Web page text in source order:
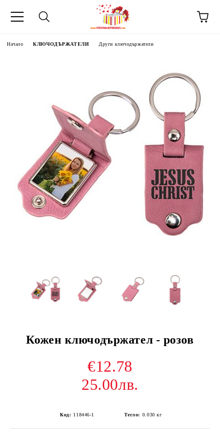
Начало КЛЮЧОДЪРЖАТЕЛИ Други ключодържатели
Кожен ключодържател - розов
€12.78
25.00лв.
Код: 118446-1 Тегло: 0.030 кг